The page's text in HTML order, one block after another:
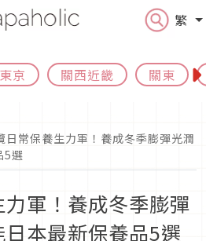
繁
東京 關西近畿 關東
日常保養生力軍！養成冬季膨彈光潤
5選
軍！養成冬季膨彈
本最新保養品5選